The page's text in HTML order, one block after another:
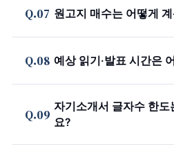
Q.07 원고지 매수는 어떻게
Q.08 예상 읽기·발표 시간은
Q.09
자기소개서 글자수 한
요?